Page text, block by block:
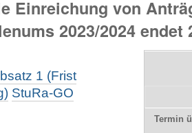
Einreichung von
2023/2024 endet
Termin
1 (Frist
StuRa-GO